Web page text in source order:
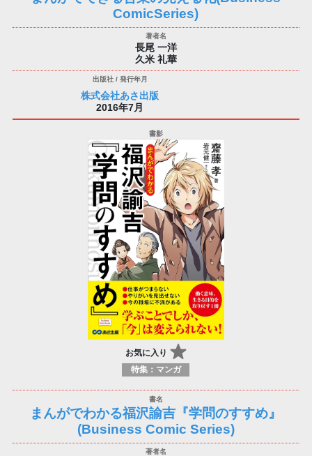
ComicSeries)
長尾 一洋
久米 礼華
株式会社あさ出版
2016年7月
お気に入り
特集：マンガ
まんがでわかる福沢諭吉『学問のすすめ』
(Business Comic Series)